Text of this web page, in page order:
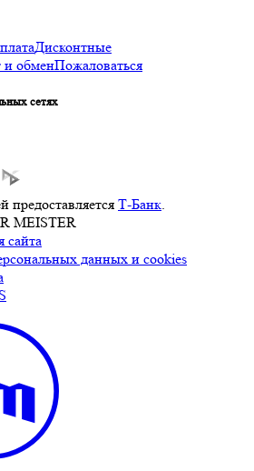
Дисконтные
и обменПожаловаться
сетях
Т-Банк.
MEISTER
сайта
данных и cookies